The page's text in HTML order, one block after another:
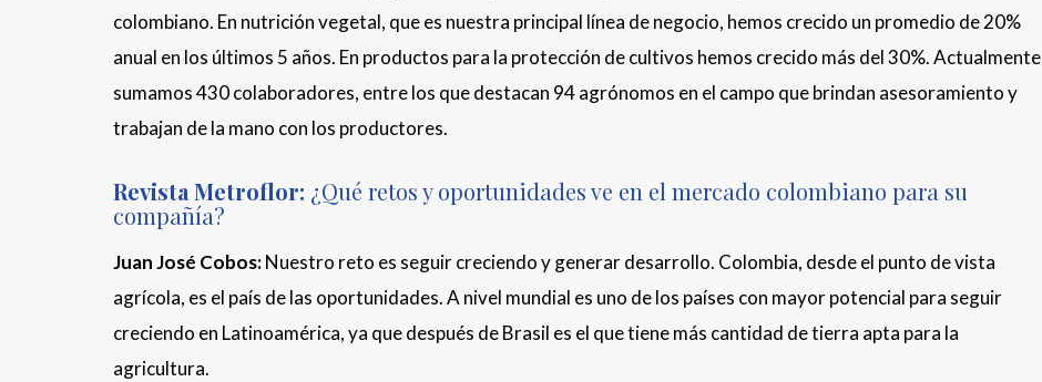
colombiano. En nutrición vegetal, que es nuestra principal línea de negocio, hemos crecido un promedio de 20%
anual en los últimos 5 años. En productos para la protección de cultivos hemos crecido más del 30%. Actualmente
sumamos 430 colaboradores, entre los que destacan 94 agrónomos en el campo que brindan asesoramiento y
trabajan de la mano con los productores.
Revista Metroflor: ¿Qué retos y oportunidades ve en el mercado colombiano para su
compañía?
Juan José Cobos:Nuestro reto es seguir creciendo y generar desarrollo. Colombia, desde el punto de vista
agrícola, es el país de las oportunidades. A nivel mundial es uno de los países con mayor potencial para seguir
creciendo en Latinoamérica, ya que después de Brasil es el que tiene más cantidad de tierra apta para la
agricultura.